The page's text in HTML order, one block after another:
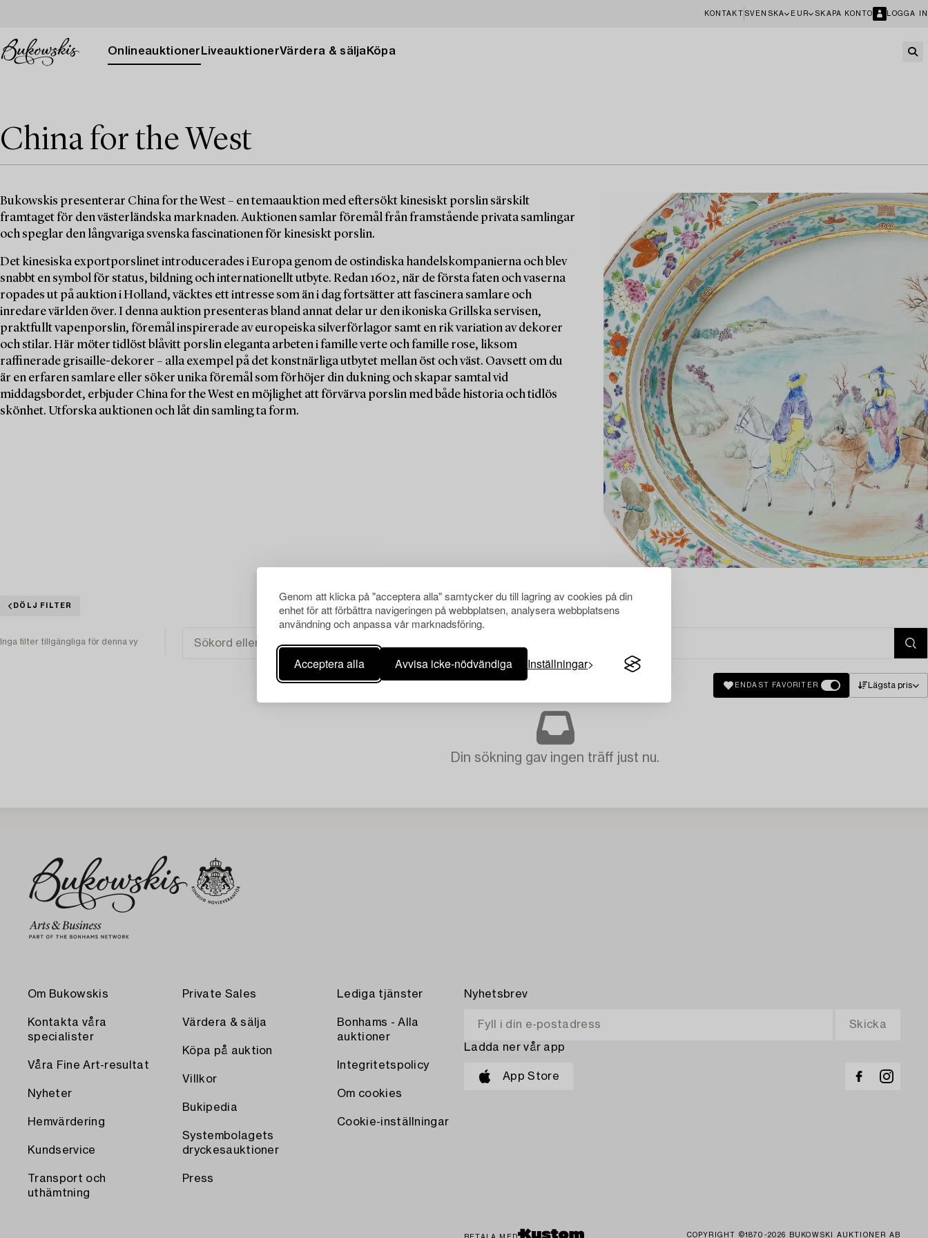
Genom att klicka på "acceptera alla" samtycker du till lagring av cookies på din
enhet för att förbättra navigeringen på webbplatsen, analysera webbplatsens
användning och anpassa vår marknadsföring.
Acceptera alla Avvisa icke-nödvändiga Inställningar
KONTAKT SVENSKA EUR SKAPA KONTO LOGGA IN
Onlineauktioner LiveauktionerVärdera & sälja Köpa
China for the West
Bukowskis presenterar China for the West – en temaauktion med eftersökt kinesiskt porslin särskilt
framtaget för den västerländska marknaden. Auktionen samlar föremål från framstående privata samlingar
och speglar den långvariga svenska fascinationen för kinesiskt porslin.
Det kinesiska exportporslinet introducerades i Europa genom de ostindiska handelskompanierna och blev
snabbt en symbol för status, bildning och internationellt utbyte. Redan 1602, när de första faten och vaserna
ropades ut på auktion i Holland, väcktes ett intresse som än i dag fortsätter att fascinera samlare och
inredare världen över. I denna auktion presenteras bland annat delar ur den ikoniska Grillska servisen,
praktfullt vapenporslin, föremål inspirerade av europeiska silverförlagor samt en rik variation av dekorer
och stilar. Här möter tidlöst blåvitt porslin eleganta arbeten i famille verte och famille rose, liksom
raffinerade grisaille-dekorer – alla exempel på det konstnärliga utbytet mellan öst och väst. Oavsett om du
är en erfaren samlare eller söker unika föremål som förhöjer din dukning och skapar samtal vid
middagsbordet, erbjuder China for the West en möjlighet att förvärva porslin med både historia och tidlös
skönhet. Utforska auktionen och låt din samling ta form.
DÖLJ FILTER
Inga filter tillgängliga för denna vy
ENDAST FAVORITER Lägsta pris
Din sökning gav ingen träff just nu.
Om Bukowskis
Kontakta våra
specialister
Våra Fine Art-resultat
Nyheter
Hemvärdering
Kundservice
Transport och
uthämtning
Private Sales
Värdera & sälja
Köpa på auktion
Villkor
Bukipedia
Systembolagets
dryckesauktioner
Press
Lediga tjänster
Bonhams - Alla
auktioner
Integritetspolicy
Om cookies
Cookie-inställningar
Nyhetsbrev
Ladda ner vår app
App Store
COPYRIGHT ©1870-2026 BUKOWSKI AUKTIONER AB